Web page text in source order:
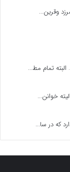
وقرین...
تمام مط...
خوانن...
که در سا...